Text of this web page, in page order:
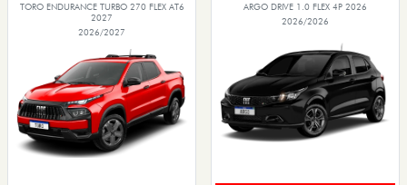
TORO ENDURANCE TURBO 270 FLEX AT6
2027
2026/2027
ARGO DRIVE 1.0 FLEX 4P 2026
2026/2026